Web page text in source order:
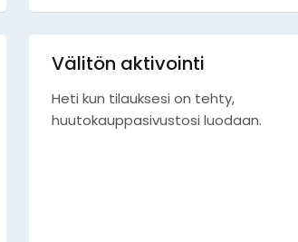
Välitön aktivointi
Heti kun tilauksesi on tehty,
huutokauppasivustosi luodaan.